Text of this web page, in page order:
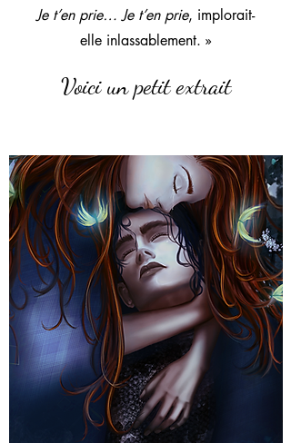
Je t’en prie… Je t’en prie, implorait-
elle inlassablement. »
Voici un petit extrait